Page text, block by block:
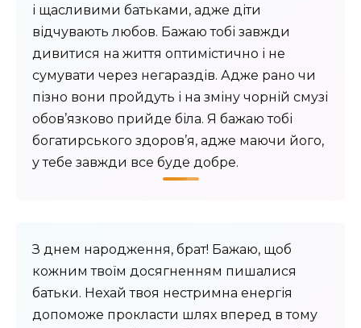
і щасливими батьками, адже діти
відчувають любов. Бажаю тобі завжди
дивитися на життя оптимістично і не
сумувати через негараздів. Адже рано чи
пізно вони пройдуть і на зміну чорній смузі
обов’язково прийде біла. Я бажаю тобі
богатирського здоров’я, адже маючи його,
у тебе завжди все буде добре.
З днем народження, брат! Бажаю, щоб
кожним твоїм досягненням пишалися
батьки. Нехай твоя нестримна енергія
допоможе прокласти шлях вперед в тому